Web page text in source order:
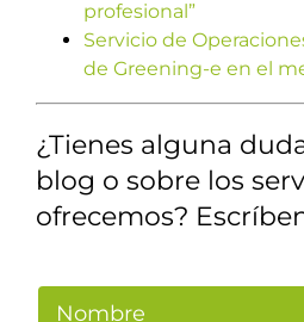
profesional”
Servicio de
de Greening-e en el
¿Tienes alguna
blog o sobre los
ofrecemos?